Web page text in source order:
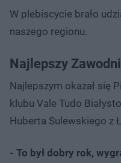
W plebiscycie brało
naszego regionu.
Najlepszy
Najlepszym okazał się
klubu Vale Tudo
Huberta Sulewskiego z
- To był dobry rok,